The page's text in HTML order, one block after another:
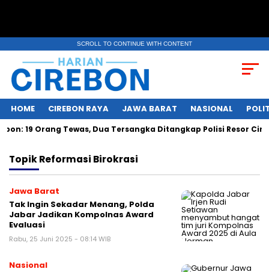
SCROLL TO CONTINUE WITH CONTENT
HOME CIREBON RAYA JAWA BARAT NASIONAL
19 Orang Tewas, Dua Tersangka Ditangkap Polisi Resor
TopikReformasi Birokrasi
Jawa Barat
Tak Ingin Sekadar Menang, Polda
Jabar Jadikan Kompolnas Award
Evaluasi
Rabu, 25 Juni 2025 - 08:14 WIB
Nasional